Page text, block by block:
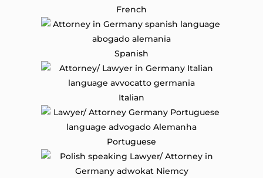
French
Spanish
Italian
Portuguese